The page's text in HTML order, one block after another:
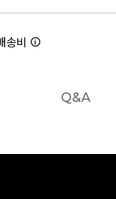
송비
Q&A